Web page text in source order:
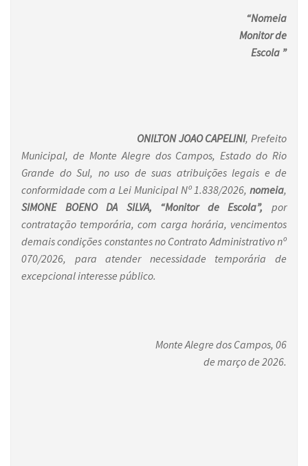
“Nomeia
Monitor de
Escola ”
ONILTON JOAO CAPELINI, Prefeito
Municipal, de Monte Alegre dos Campos, Estado do Rio
Grande do Sul, no uso de suas atribuições legais e de
conformidade com a Lei Municipal Nº 1.838/2026, nomeia,
SIMONE BOENO DA SILVA,
“Monitor de Escola”, por
contratação temporária, com carga horária, vencimentos
demais condições constantes no Contrato Administrativo nº
070/2026, para atender necessidade temporária de
excepcional interesse público.
Monte Alegre dos Campos, 06
de março de 2026.